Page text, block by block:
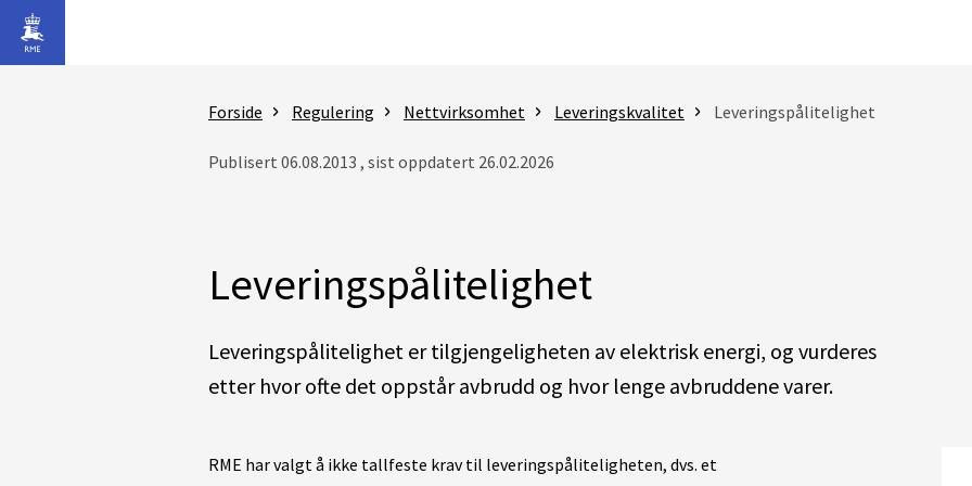
Gå til hovedinnhold
Forside Regulering Nettvirksomhet Leveringskvalitet Leveringspålitelighet
Publisert 06.08.2013 , sist oppdatert 26.02.2026
Leveringspålitelighet
Leveringspålitelighet er tilgjengeligheten av elektrisk energi, og vurderes
etter hvor ofte det oppstår avbrudd og hvor lenge avbruddene varer.
RME har valgt å ikke tallfeste krav til leveringspåliteligheten, dvs. et